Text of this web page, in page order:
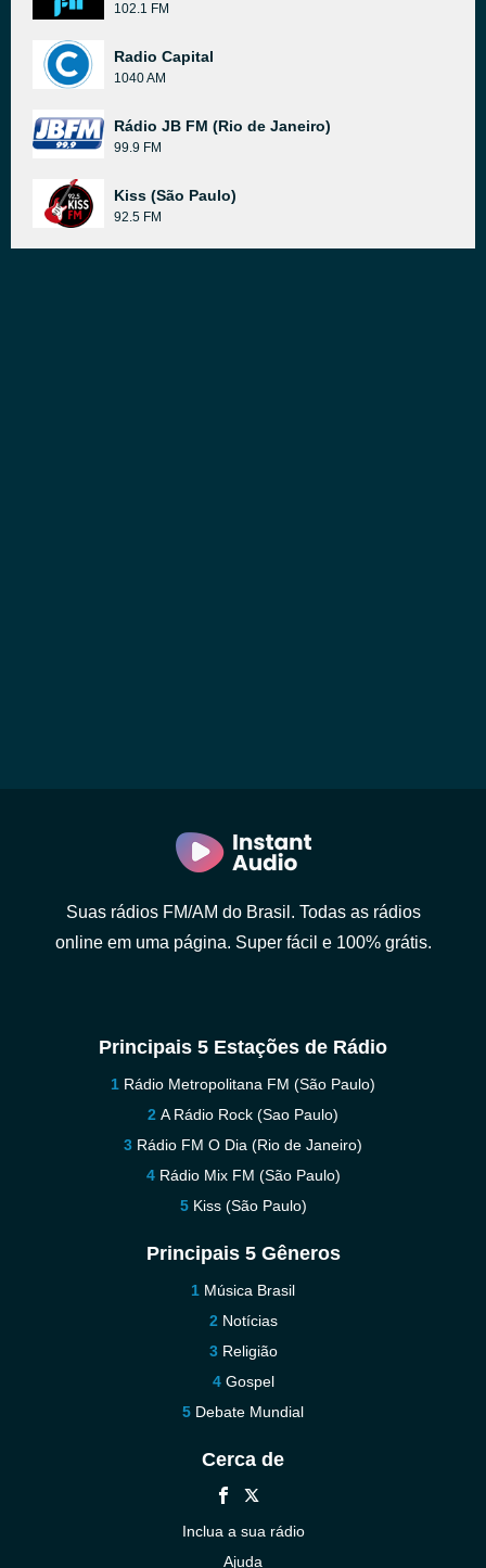
102.1 FM
Radio Capital
1040 AM
Rádio JB FM (Rio de Janeiro)
99.9 FM
Kiss (São Paulo)
92.5 FM
Suas rádios FM/AM do Brasil. Todas as rádios
online em uma página. Super fácil e 100% grátis.
Principais 5 Estações de Rádio
Rádio Metropolitana FM (São Paulo)
A Rádio Rock (Sao Paulo)
Rádio FM O Dia (Rio de Janeiro)
Rádio Mix FM (São Paulo)
Kiss (São Paulo)
Principais 5 Gêneros
Música Brasil
Notícias
Religião
Gospel
Debate Mundial
Cerca de
Inclua a sua rádio
Ajuda